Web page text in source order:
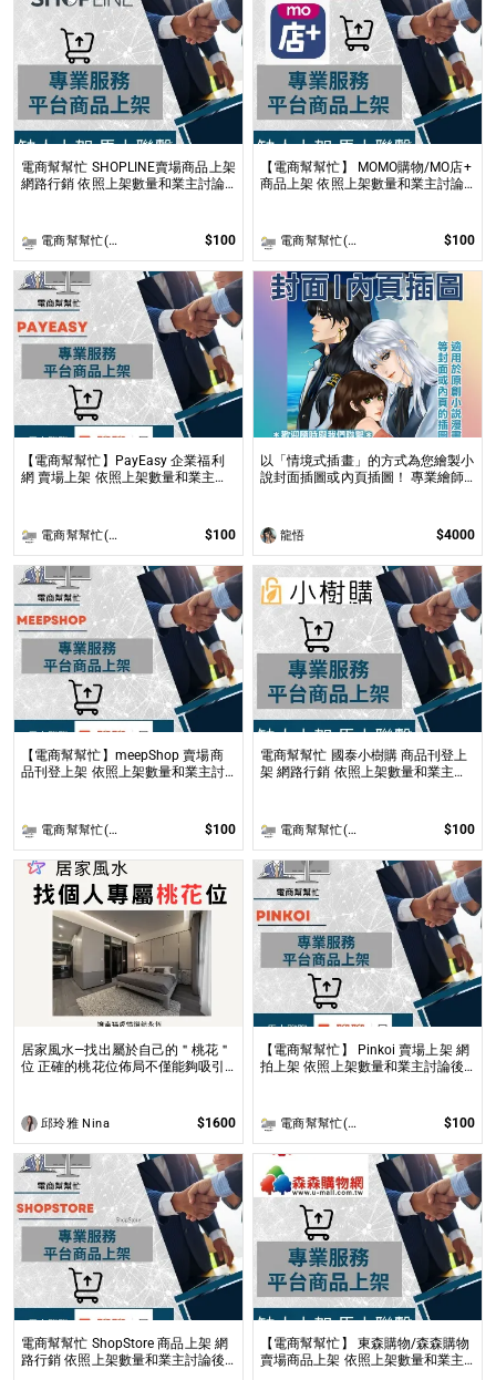
電商幫幫忙 SHOPLINE賣場商品上架
網路行銷 依照上架數量和業主討論
電商幫幫忙(電商平台代營運/電商上架/運營策略/網路行銷) $100
【電商幫幫忙】 MOMO購物/MO店+
商品上架 依照上架數量和業主討論
電商幫幫忙(電商平台代營運/電商上架/運營策略/網路行銷) $100
【電商幫幫忙】PayEasy 企業福利
網 賣場上架 依照上架數量和業主討
電商幫幫忙(電商平台代營運/電商上架/運營策略/網路行銷) $100
以「情境式插畫」的方式為您繪製小
說封面插圖或內頁插圖！ 專業繪師
龍悟 $4000
【電商幫幫忙】meepShop 賣場商
品刊登上架 依照上架數量和業主討
電商幫幫忙(電商平台代營運/電商上架/運營策略/網路行銷) $100
電商幫幫忙 國泰小樹購 商品刊登上
架 網路行銷 依照上架數量和業主討
電商幫幫忙(電商平台代營運/電商上架/運營策略/網路行銷) $100
居家風水—找出屬於自己的＂桃花＂
位 正確的桃花位佈局不僅能夠吸引
邱玲雅 Nina $1600
【電商幫幫忙】 Pinkoi 賣場上架 網
拍上架 依照上架數量和業主討論後
電商幫幫忙(電商平台代營運/電商上架/運營策略/網路行銷) $100
電商幫幫忙 ShopStore 商品上架 網
路行銷 依照上架數量和業主討論後
【電商幫幫忙】 東森購物/森森購物
賣場商品上架 依照上架數量和業主